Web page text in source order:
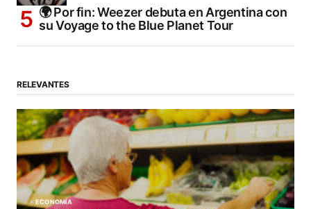
🌍 Por fin: Weezer debuta en Argentina con
su Voyage to the Blue Planet Tour
RELEVANTES
ECONOMÍA